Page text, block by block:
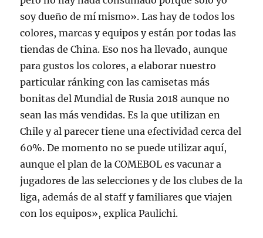
soy dueño de mí mismo». Las hay de todos los
colores, marcas y equipos y están por todas las
tiendas de China. Eso nos ha llevado, aunque
para gustos los colores, a elaborar nuestro
particular ránking con las camisetas más
bonitas del Mundial de Rusia 2018 aunque no
sean las más vendidas. Es la que utilizan en
Chile y al parecer tiene una efectividad cerca del
60%. De momento no se puede utilizar aquí,
aunque el plan de la COMEBOL es vacunar a
jugadores de las selecciones y de los clubes de la
liga, además de al staff y familiares que viajen
con los equipos», explica Paulichi.